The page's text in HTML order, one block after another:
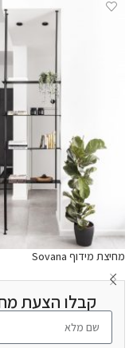
מחיצת מידוף Sovana
קבלו הצעת